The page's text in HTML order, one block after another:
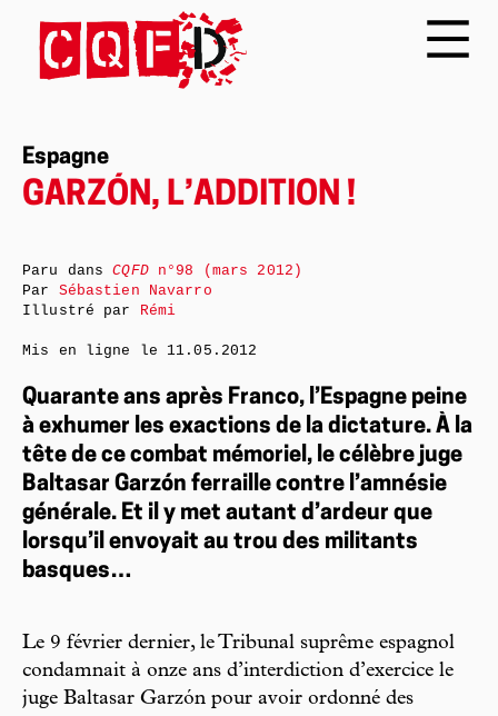
Espagne
GARZÓN, L’ADDITION !
Quarante ans après Franco, l’Espagne peine
à exhumer les exactions de la dictature. À la
tête de ce combat mémoriel, le célèbre juge
Baltasar Garzón ferraille contre l’amnésie
générale. Et il y met autant d’ardeur que
lorsqu’il envoyait au trou des militants
basques…
Le 9 février dernier, le Tribunal suprême espagnol
condamnait à onze ans d’interdiction d’exercice le
juge Baltasar Garzón pour avoir ordonné des
Paru dansCQFDn°98 (mars 2012)
Par Sébastien Navarro
Illustré par Rémi
Mis en ligne le 11.05.2012